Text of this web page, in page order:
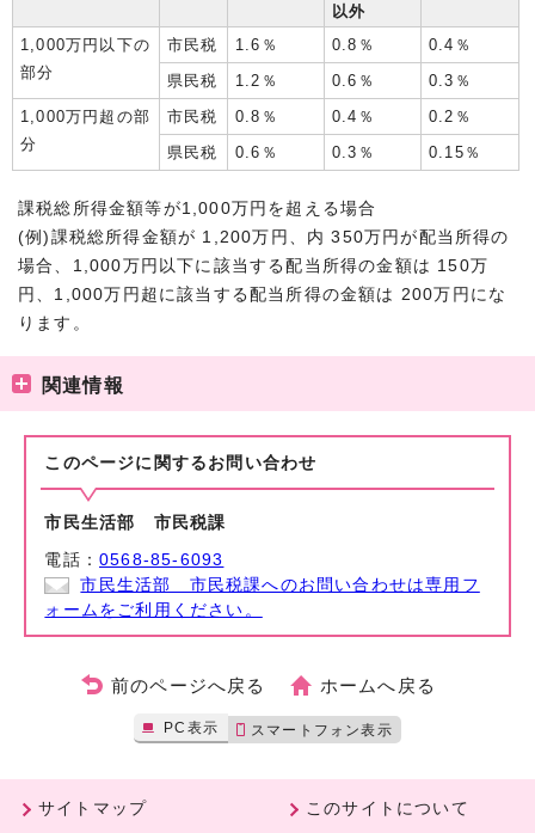
以外
1,000万円以下の
部分
市民税 1.6％ 0.8％
0.4％
県民税
1.2％ 0.6％
0.3％
1,000万円超の部
分
市民税 0.8％ 0.4％
0.2％
県民税
0.6％ 0.3％ 0.15％
課税総所得金額等が1,000万円を超える場合
(例)課税総所得金額が 1,200万円、内 350万円が配当所得の
場合、1,000万円以下に該当する配当所得の金額は 150万
円、1,000万円超に該当する配当所得の金額は 200万円にな
ります。
関連情報
このページに関する お問い合わせ
市民生活部 市民税課
電話：0568-85-6093
市民生活部 市民税課へのお問い合わせは専用フ
ォームをご利用ください。
前のページへ戻る ホームへ戻る
PC表示 スマートフォン表示
サイトマップ
このサイトについて